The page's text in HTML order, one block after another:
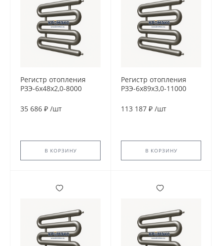
Регистр отопления
РЗЭ-6x48x2,0-8000
35 686 ₽ /шт
В КОРЗИНУ
Регистр отопления
РЗЭ-6x89x3,0-11000
113 187 ₽ /шт
В КОРЗИНУ